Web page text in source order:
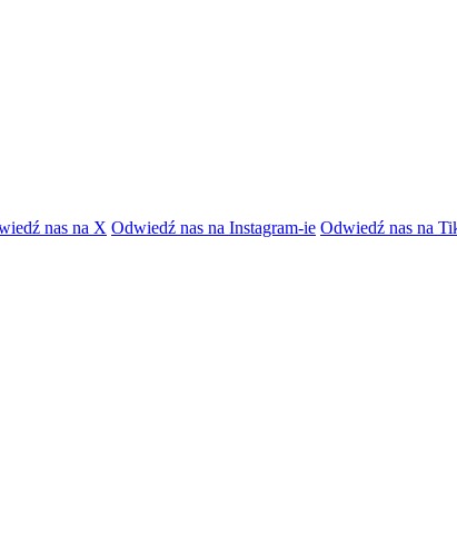
nas na X Odwiedź nas na Instagram-ie Odwiedź nas na